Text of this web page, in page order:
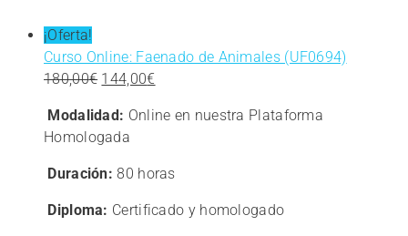
¡Oferta!
Curso Online: Faenado de Animales (UF0694)
180,00€ El
original
era:
180,00€.
144,00€
actual
Modalidad: Online en nuestra Plataforma
Homologada
Duración: 80 horas
Diploma: Certificado y homologado